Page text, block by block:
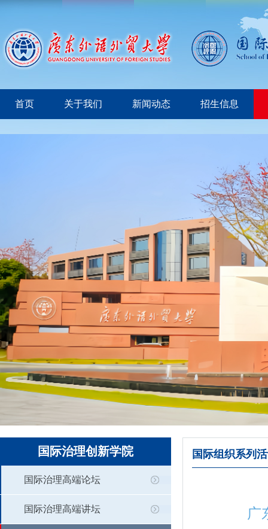
首页 关于我们 新闻动态 招生信息
国际治理创新学院
国际治理高端论坛
国际治理高端讲坛
国际组织系列
广